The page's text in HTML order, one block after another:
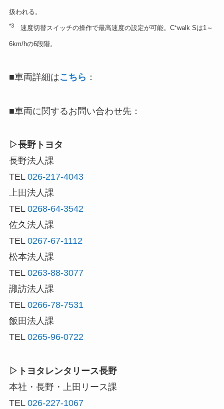
扱われる。
*3速度切替スイッチの操作で最高速度の設定が可能。C⁺walk Sは1～
6km/hの6段階。
■車両詳細はこちら ：
■車両に関するお問い合わせ先：
▷長野トヨタ
長野法人課
TEL 026-217-4043
上田法人課
TEL 0268-64-3542
佐久法人課
TEL 0267-67-1112
松本法人課
TEL 0263-88-3077
諏訪法人課
TEL 0266-78-7531
飯田法人課
TEL 0265-96-0722
▷トヨタレンタリース長野
本社・長野・上田リース課
TEL 026-227-1067